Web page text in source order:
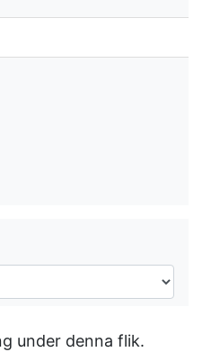
under denna flik.